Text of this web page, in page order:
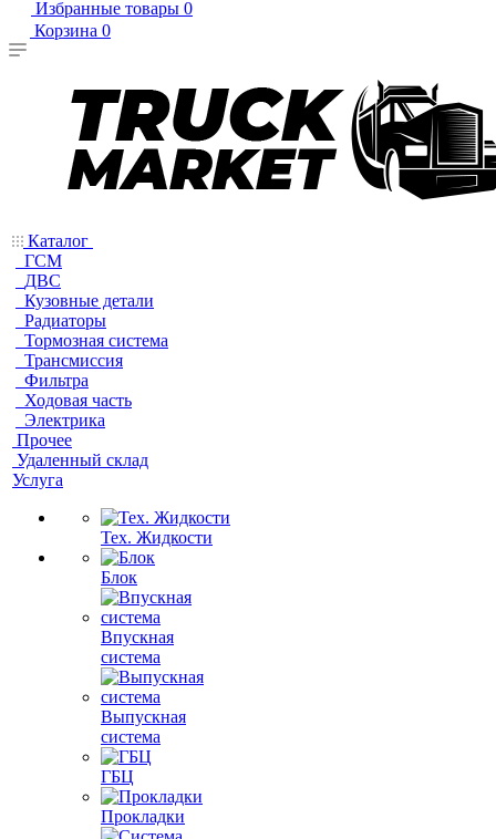
Избранные товары 0
Корзина 0
Каталог
ГСМ
ДВС
Кузовные детали
Радиаторы
Тормозная система
Трансмиссия
Фильтра
Ходовая часть
Электрика
Прочее
Удаленный склад
Услуга
Тех. Жидкости
Блок
Впускная
система
Выпускная
система
ГБЦ
Прокладки